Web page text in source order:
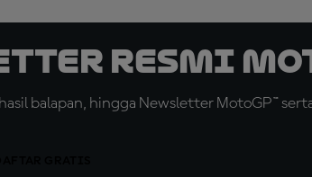
Resmi
balapan, hingga Newsletter MotoGP™